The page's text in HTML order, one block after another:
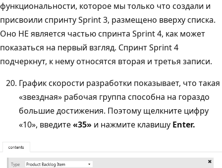
функциональности, которое мы только что создали и
присвоили спринту Sprint 3, размещено вверху списка.
Оно НЕ является частью спринта Sprint 4, как может
показаться на первый взгляд. Спринт Sprint 4
подчеркнут, к нему относятся вторая и третья записи.
График скорости разработки показывает, что такая
«звездная» рабочая группа способна на гораздо
большие достижения. Поэтому щелкните цифру
«10», введите«35» и нажмите клавишу Enter.